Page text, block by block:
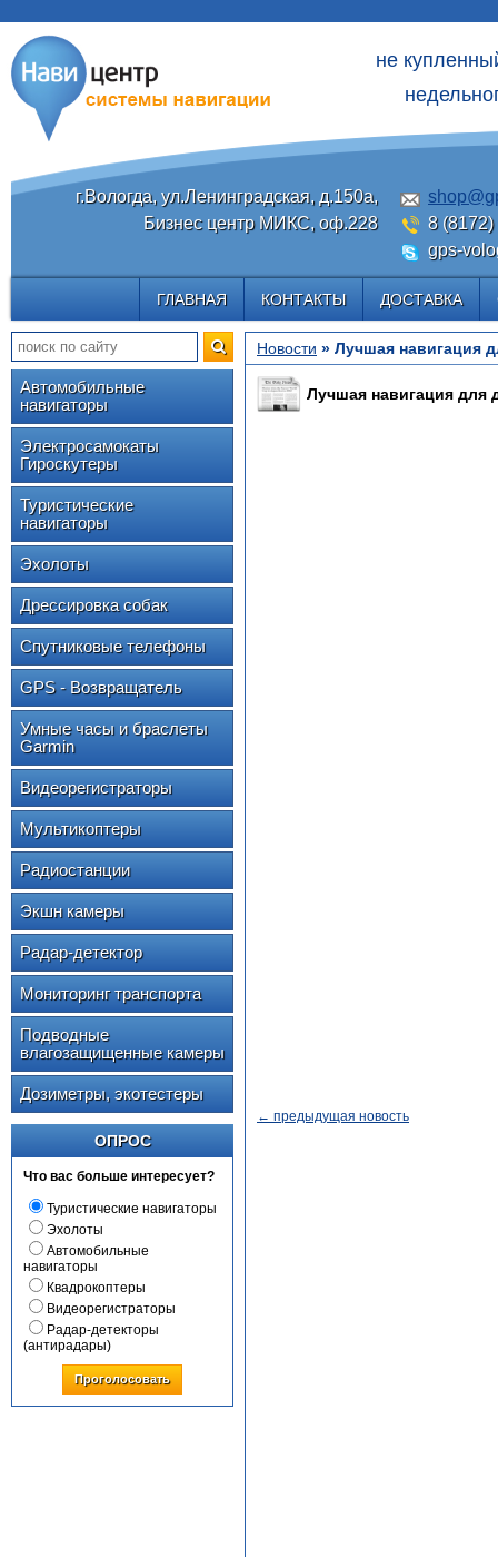
не
г.Вологда, ул.Ленинградская, д.150а,
Бизнес центр МИКС, оф.228
8 (8172)
gps-
ГЛАВНАЯ КОНТАКТЫ ДОСТАВКА
Автомобильные
навигаторы
Электросамокаты
Гироскутеры
Туристические
навигаторы
Эхолоты
Дрессировка собак
Спутниковые телефоны
GPS - Возвращатель
Умные часы и браслеты
Garmin
Видеорегистраторы
Мультикоптеры
Радиостанции
Экшн камеры
Радар-детектор
Мониторинг транспорта
Подводные
влагозащищенные камеры
Дозиметры, экотестеры
ОПРОС
Что вас больше интересует?
Туристические навигаторы
Эхолоты
Автомобильные
навигаторы
Квадрокоптеры
Видеорегистраторы
Радар-детекторы
(антирадары)
Проголосовать
Новости » Лучшая навигация
Лучшая навигация для
← предыдущая новость